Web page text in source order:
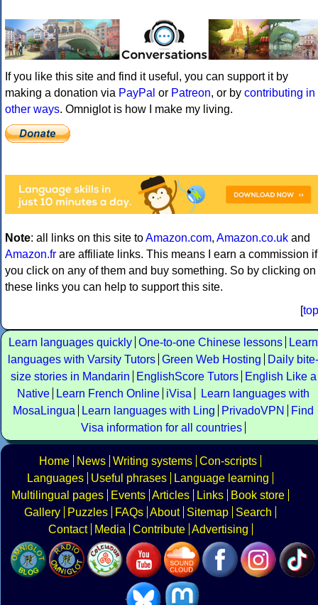
If you like this site and find it useful, you can support it by
making a donation via PayPal or Patreon, or by contributing in
other ways. Omniglot is how I make my living.
Note: all links on this site toAmazon.com, Amazon.co.uk and
Amazon.fr are affiliate links. This means I earn a commission if
you click on any of them and buy something. So by clicking on
these links you can help to support this site.
[top
Learn languages quickly One-to-one Chinese lessons
Learn
languages with Varsity Tutors Green Web Hosting
Daily bite-
size stories in Mandarin
EnglishScore Tutors
English Like a
Native
Learn French Online iVisa
Learn languages with
MosaLingua
Learn languages with Ling PrivadoVPN
Find
Visa information for all countries
Home News Writing systems Con-scripts
Languages
Useful phrases
Language learning
Multilingual pages
Events Articles Links
Book store
Gallery
Puzzles FAQs About Sitemap
Search
Contact
Media Contribute Advertising